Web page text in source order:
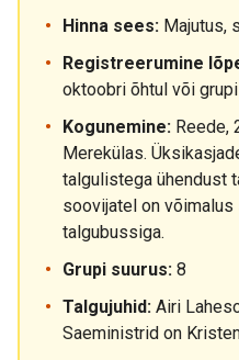
Hinna sees: Majutus,
Registreerumine
oktoobri õhtul või
Kogunemine: Reede,
Merekülas.
talgulistega ühendust
soovijatel on võimalus
talgubussiga.
Grupi suurus: 8
Talgujuhid: Airi
Saeministrid on